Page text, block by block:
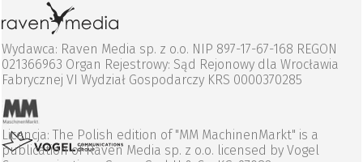
Wydawca: Raven Media sp. z o.o. NIP 897-17-67-168 REGON
021366963 Organ Rejestrowy: Sąd Rejonowy dla Wrocławia
Fabrycznej VI Wydział Gospodarczy KRS 0000370285
Licencja: The Polish edition of "MM MachinenMarkt" is a
publication of Raven Media sp. z o.o. licensed by Vogel